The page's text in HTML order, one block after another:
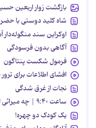
بازگشت زوار اربعین
شاه کلید دوستی با
اوکراین سند منگوله‌دار
آگاهی بدون فرسودگی
فرمول شکست پنتاگون
افشای اطلاعات برای
نجات از غرق شدگی
ساعت ۹:۴۰ | چه میراثی از خود به جای گذاشت؟
یک کودک دو چهره!